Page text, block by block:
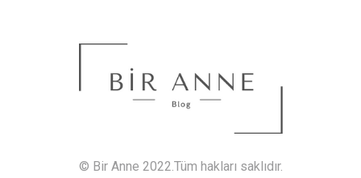
© Bir Anne 2022.Tüm hakları saklıdır.